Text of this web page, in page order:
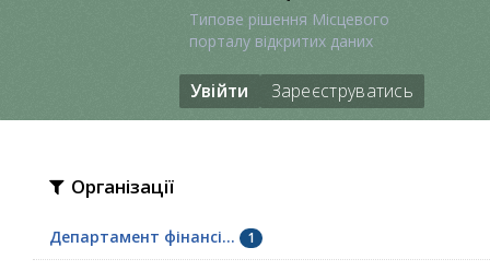
Типове рішення Місцевого
порталу відкритих даних
Увійти Зареєструватись
Організації
Департамент фінансі... 1